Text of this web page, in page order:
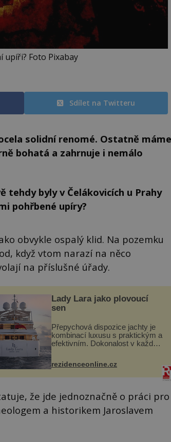
upíři? Foto Pixabay
Sdílet na Twitteru
solidní renomé. Ostatně máme
bohatá a zahrnuje i nemálo
tehdy byly v Čelákovicích u Prahy
pohřbené upíry?
obvykle ospalý klid. Na pozemku
když vtom narazí na něco
na příslušné úřady.
Lady Lara jako plovoucí
sen
Přepychová dispozice jachty je
kombinací luxusu s praktickým a
efektivním. Dokonalost v každém
Casa, kterou byly vybaveny její
paluby. Monacký přístav nabízí
každoročn...
rezidenceonline.cz
že jde jednoznačně o práci pro
a historikem Jaroslavem